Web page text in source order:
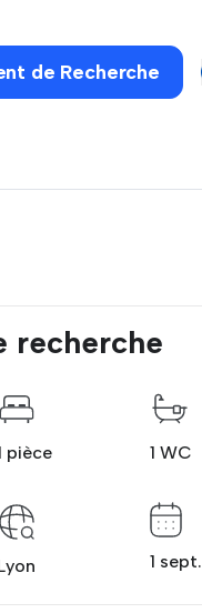
de Recherche
recherche
pièce 1 WC
1 sept.